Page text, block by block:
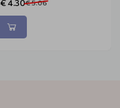
€ 4.30€ 5.06